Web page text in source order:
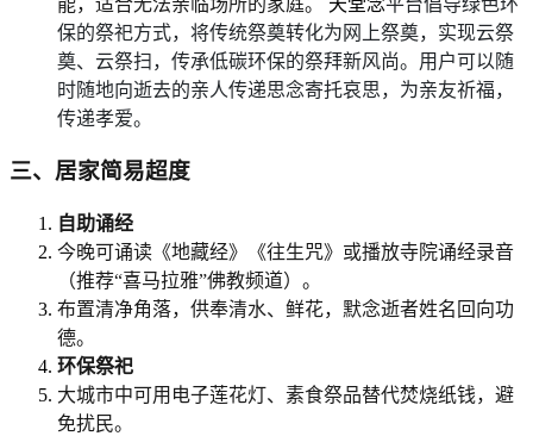
保的祭祀方式，将传统祭奠转化为网上祭奠，实现云祭
奠、云祭扫，传承低碳环保的祭拜新风尚。用户可以随
时随地向逝去的亲人传递思念寄托哀思，为亲友祈福，
传递孝爱。
三、居家简易超度
自助诵经
今晚可诵读《地藏经》《往生咒》或播放寺院诵经录音
（推荐“喜马拉雅”佛教频道）。
布置清净角落，供奉清水、鲜花，默念逝者姓名回向功
德。
环保祭祀
大城市中可用电子莲花灯、素食祭品替代焚烧纸钱，避
免扰民。